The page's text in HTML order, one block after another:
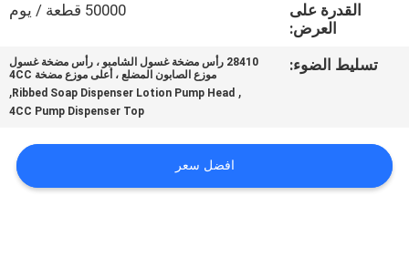
أخبار
اقتباس
القدرة على
العرض:
50000 قطعة / يوم
تسليط الضوء:
28410 رأس مضخة غسول الشامبو ، رأس مضخة غسول
موزع الصابون المضلع ، أعلى موزع مضخة 4CC
,
Ribbed Soap Dispenser Lotion Pump Head
,
4CC Pump Dispenser Top
افضل سعر